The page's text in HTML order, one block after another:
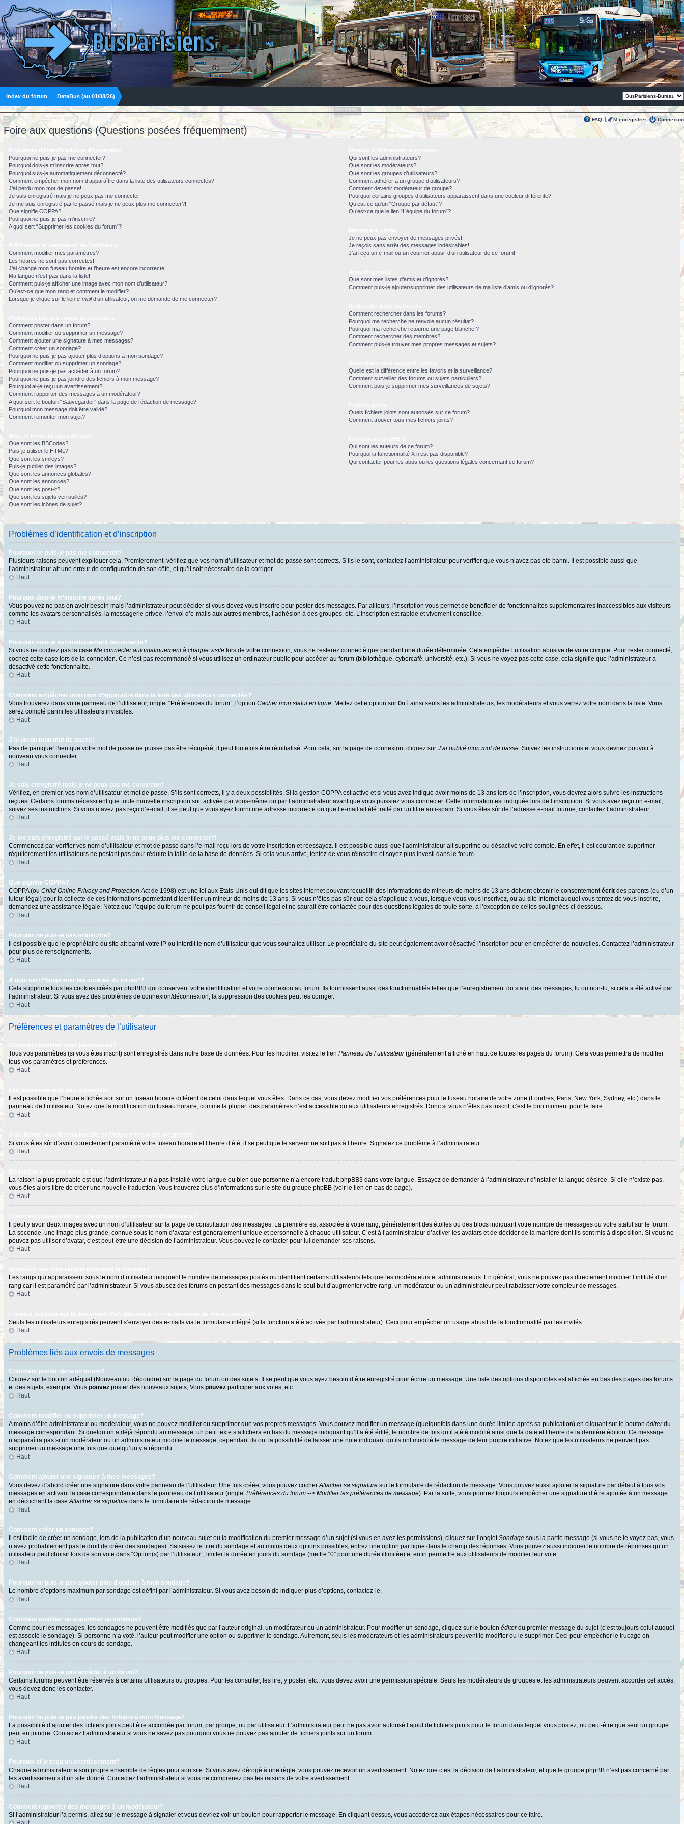
Index du forum DataBus (au 01/08/26)
FAQ M’enregistrer Connexion
Foire aux questions (Questions posées fréquemment)
Pourquoi ne puis-je pas me connecter?
Pourquoi dois-je m’inscrire après tout?
Pourquoi suis-je automatiquement déconnecté?
Comment empêcher mon nom d’apparaître dans la liste des utilisateurs connectés?
J’ai perdu mon mot de passe!
Je suis enregistré mais je ne peux pas me connecter!
Je me suis enregistré par le passé mais je ne peux plus me connecter?!
Que signifie COPPA?
Pourquoi ne puis-je pas m’inscrire?
A quoi sert “Supprimer les cookies du forum”?
Comment modifier mes paramètres?
Les heures ne sont pas correctes!
J’ai changé mon fuseau horaire et l’heure est encore incorrecte!
Ma langue n’est pas dans la liste!
Comment puis-je afficher une image avec mon nom d’utilisateur?
Qu’est-ce que mon rang et comment le modifier?
Lorsque je clique sur le lien e-maild’un utilisateur, on me demande de me connecter?
Comment poster dans un forum?
Comment modifier ou supprimer un message?
Comment ajouter une signature à mes messages?
Comment créer un sondage?
Pourquoi ne puis-je pas ajouter plus d’options à mon sondage?
Comment modifier ou supprimer un sondage?
Pourquoi ne puis-je pas accéder à un forum?
Pourquoi ne puis-je pas joindre des fichiers à mon message?
Pourquoi ai-je reçu un avertissement?
Comment rapporter des messages à un modérateur?
A quoi sert le bouton “Sauvegarder” dans la page de rédaction de message?
Pourquoi mon message doit être validé?
Comment remonter mon sujet?
Que sont les BBCodes?
Puis-je utiliser le HTML?
Que sont les smileys?
Puis-je publier des images?
Que sont les annonces globales?
Que sont les annonces?
Que sont les post-it?
Que sont les sujets verrouillés?
Que sont les icônes de sujet?
Qui sont les administrateurs?
Que sont les modérateurs?
Que sont les groupes d’utilisateurs?
Comment adhérer à un groupe d’utilisateurs?
Comment devenir modérateur de groupe?
Pourquoi certains groupes d’utilisateurs apparaissent dans une couleur différente?
Qu’est-ce qu’un “Groupe par défaut”?
Qu’est-ce que le lien “L’équipe du forum”?
Je ne peux pas envoyer de messages privés!
Je reçois sans arrêt des messages indésirables!
J’ai reçu un e-mail ou un courrier abusif d’un utilisateur de ce forum!
Que sont mes listes d’amis et d’ignorés?
Comment puis-je ajouter/supprimer des utilisateurs de ma liste d’amis ou d’ignorés?
Comment rechercher dans les forums?
Pourquoi ma recherche ne renvoie aucun résultat?
Pourquoi ma recherche retourne une page blanche!?
Comment rechercher des membres?
Comment puis-je trouver mes propres messages et sujets?
Quelle est la différence entre les favoris et la surveillance?
Comment surveiller des forums ou sujets particuliers?
Comment puis-je supprimer mes surveillances de sujets?
Quels fichiers joints sont autorisés sur ce forum?
Comment trouver tous mes fichiers joints?
Qui sont les auteurs de ce forum?
Pourquoi la fonctionnalité X n’est pas disponible?
Qui contacter pour les abus ou les questions légales concernant ce forum?
Problèmes d’identification et d’inscription
Pourquoi ne puis-je pas me connecter?
Plusieurs raisons peuvent expliquer cela. Premièrement, vérifiez que vos nom d’utilisateur et mot de passe sont corrects. S’ils le sont, contactez l’administrateur pour vérifier que vous n’avez pas été banni. Il est possible aussi que
l’administrateur ait une erreur de configuration de son côté, et qu’il soit nécessaire de la corriger.
Haut
Pourquoi dois-je m’inscrire après tout?
Vous pouvez ne pas en avoir besoin mais l’administrateur peut décider si vous devez vous inscrire pour poster des messages. Par ailleurs, l’inscription vous permet de bénéficier de fonctionnalités supplémentaires inaccessibles aux visiteurs
comme les avatars personnalisés, la messagerie privée, l’envoi d’e-mails aux autres membres, l’adhésion à des groupes, etc. L’inscription est rapide et vivement conseillée.
Haut
Pourquoi suis-je automatiquement déconnecté?
Si vous ne cochez pas la case Me connecter automatiquement à chaque visite lors de votre connexion, vous ne resterez connecté que pendant une durée déterminée. Cela empêche l’utilisation abusive de votre compte. Pour rester connecté,
cochez cette case lors de la connexion. Ce n’est pas recommandé si vous utilisez un ordinateur public pour accéder au forum (bibliothèque, cybercafé, université, etc.). Si vous ne voyez pas cette case, cela signifie que l’administrateur a
désactivé cette fonctionnalité.
Haut
Comment empêcher mon nom d’apparaître dans la liste des utilisateurs connectés?
Vous trouverez dans votre panneau de l’utilisateur, onglet “Préférences du forum”, l’option Cacher mon statut en ligne . Mettez cette option sur Oui ainsi seuls les administrateurs, les modérateurs et vous verrez votre nom dans la liste. Vous
serez compté parmi les utilisateurs invisibles.
Haut
J’ai perdu mon mot de passe!
Pas de panique! Bien que votre mot de passe ne puisse pas être récupéré, il peut toutefois être réinitialisé. Pour cela, sur la page de connexion, cliquez sur J’ai oublié mon mot de passe . Suivez les instructions et vous devriez pouvoir à
nouveau vous connecter.
Haut
Je suis enregistré mais je ne peux pas me connecter!
Vérifiez, en premier, vos nom d’utilisateur et mot de passe. S’ils sont corrects, il y a deux possibilités. Si la gestion COPPA est active et si vous avez indiqué avoir moins de 13 ans lors de l’inscription, vous devrez alors suivre les instructions
reçues. Certains forums nécessitent que toute nouvelle inscription soit activée par vous-même ou par l’administrateur avant que vous puissiez vous connecter. Cette information est indiquée lors de l’inscription. Si vous avez reçu un e-mail,
suivez ses instructions. Si vous n’avez pas reçu d’e-mail, il se peut que vous ayez fourni une adresse incorrecte ou que l’e-mail ait été traité par un filtre anti-spam. Si vous êtes sûr de l’adresse e-mail fournie, contactez l’administrateur.
Haut
Je me suis enregistré par le passé mais je ne peux plus me connecter?!
Commencez par vérifier vos nom d’utilisateur et mot de passe dans l’e-mail reçu lors de votre inscription et réessayez. Il est possible aussi que l’administrateur ait supprimé ou désactivé votre compte. En effet, il est courant de supprimer
régulièrement les utilisateurs ne postant pas pour réduire la taille de la base de données. Si cela vous arrive, tentez de vous réinscrire et soyez plus investi dans le forum.
Haut
Que signifie COPPA?
COPPA (ou Child Online Privacy and Protection Actde 1998) est une loi aux Etats-Unis qui dit que les sites Internet pouvant recueillir des informations de mineurs de moins de 13 ans doivent obtenir le consentementécrit des parents (ou d’un
tuteur légal) pour la collecte de ces informations permettant d’identifier un mineur de moins de 13 ans. Si vous n’êtes pas sûr que cela s’applique à vous, lorsque vous vous inscrivez, ou au site Internet auquel vous tentez de vous inscrire,
demandez une assistance légale. Notez que l’équipe du forum ne peut pas fournir de conseil légal et ne saurait être contactée pour des questions légales de toute sorte, à l’exception de celles soulignées ci-dessous.
Haut
Pourquoi ne puis-je pas m’inscrire?
Il est possible que le propriétaire du site ait banni votre IP ou interdit le nom d’utilisateur que vous souhaitez utiliser. Le propriétaire du site peut également avoir désactivé l’inscription pour en empêcher de nouvelles. Contactez l’administrateur
pour plus de renseignements.
Haut
A quoi sert “Supprimer les cookies du forum”?
Cela supprime tous les cookies créés par phpBB3 qui conservent votre identification et votre connexion au forum. Ils fournissent aussi des fonctionnalités telles que l’enregistrement du statut des messages, lu ou non-lu, si cela a été activé par
l’administrateur. Si vous avez des problèmes de connexion/déconnexion, la suppression des cookies peut les corriger.
Haut
Préférences et paramètres de l’utilisateur
Tous vos paramètres (si vous êtes inscrit) sont enregistrés dans notre base de données. Pour les modifier, visitez le lien Panneau de l’utilisateur(généralement affiché en haut de toutes les pages du forum). Cela vous permettra de modifier
tous vos paramètres et préférences.
Haut
Il est possible que l’heure affichée soit sur un fuseau horaire différent de celui dans lequel vous êtes. Dans ce cas, vous devez modifier vos préférences pour le fuseau horaire de votre zone (Londres, Paris, New York, Sydney, etc.) dans le
panneau de l’utilisateur. Notez que la modification du fuseau horaire, comme la plupart des paramètres n’est accessible qu’aux utilisateurs enregistrés. Donc si vous n’êtes pas inscrit, c’est le bon moment pour le faire.
Haut
Si vous êtes sûr d’avoir correctement paramétré votre fuseau horaire et l’heure d’été, il se peut que le serveur ne soit pas à l’heure. Signalez ce problème à l’administrateur.
Haut
La raison la plus probable est que l’administrateur n’a pas installé votre langue ou bien que personne n’a encore traduit phpBB3 dans votre langue. Essayez de demander à l’administrateur d’installer la langue désirée. Si elle n’existe pas,
vous êtes alors libre de créer une nouvelle traduction. Vous trouverez plus d’informations sur le site du groupe phpBB (voir le lien en bas de page).
Haut
Il peut y avoir deux images avec un nom d’utilisateur sur la page de consultation des messages. La première est associée à votre rang, généralement des étoiles ou des blocs indiquant votre nombre de messages ou votre statut sur le forum.
La seconde, une image plus grande, connue sous le nom d’avatar est généralement unique et personnelle à chaque utilisateur. C’est à l’administrateur d’activer les avatars et de décider de la manière dont ils sont mis à disposition. Si vous ne
pouvez pas utiliser d’avatar, c’est peut-être une décision de l’administrateur. Vous pouvez le contacter pour lui demander ses raisons.
Haut
Les rangs qui apparaissent sous le nom d’utilisateur indiquent le nombre de messages postés ou identifient certains utilisateurs tels que les modérateurs et administrateurs. En général, vous ne pouvez pas directement modifier l’intitulé d’un
rang car il est paramétré par l’administrateur. Si vous abusez des forums en postant des messages dans le seul but d’augmenter votre rang, un modérateur ou un administrateur peut rabaisser votre compteur de messages.
Haut
Seuls les utilisateurs enregistrés peuvent s’envoyer des e-mails via le formulaire intégré (si la fonction a été activée par l’administrateur). Ceci pour empêcher un usage abusif de la fonctionnalité par les invités.
Haut
Problèmes liés aux envois de messages
Comment poster dans un forum?
Cliquez sur le bouton adéquat (Nouveau ou Répondre) sur la page du forum ou des sujets. Il se peut que vous ayez besoin d’être enregistré pour écrire un message. Une liste des options disponibles est affichée en bas des pages des forums
et des sujets, exemple: Vous pouvez poster des nouveaux sujets, Vous pouvez participer aux votes, etc.
Haut
Comment modifier ou supprimer un message?
A moins d’être administrateur ou modérateur, vous ne pouvez modifier ou supprimer que vos propres messages. Vous pouvez modifier un message (quelquefois dans une durée limitée après sa publication) en cliquant sur le bouton éditerdu
message correspondant. Si quelqu’un a déjà répondu au message, un petit texte s’affichera en bas du message indiquant qu’il a été édité, le nombre de fois qu’il a été modifié ainsi que la date et l’heure de la dernière édition. Ce message
n’apparaîtra pas si un modérateur ou un administrateur modifie le message, cependant ils ont la possibilité de laisser une note indiquant qu’ils ont modifié le message de leur propre initiative. Notez que les utilisateurs ne peuvent pas
supprimer un message une fois que quelqu’un y a répondu.
Haut
Comment ajouter une signature à mes messages?
Vous devez d’abord créer une signature dans votre panneau de l’utilisateur. Une fois créée, vous pouvez cocher Attacher sa signature sur le formulaire de rédaction de message. Vous pouvez aussi ajouter la signature par défaut à tous vos
messages en activant la case correspondante dans le panneau de l’utilisateur (ongletPréférences du forum --> Modifier les préférences de message). Par la suite, vous pourrez toujours empêcher une signature d’être ajoutée à un message
en décochant la case Attacher sa signature dans le formulaire de rédaction de message.
Haut
Comment créer un sondage?
Il est facile de créer un sondage, lors de la publication d’un nouveau sujet ou la modification du premier message d’un sujet (si vous en avez les permissions), cliquez sur l’ongletSondage sous la partie message (si vous ne le voyez pas, vous
n’avez probablement pas le droit de créer des sondages). Saisissez le titre du sondage et au moins deux options possibles, entrez une option par ligne dans le champ des réponses. Vous pouvez aussi indiquer le nombre de réponses qu’un
utilisateur peut choisir lors de son vote dans “Option(s) par l’utilisateur”, limiter la durée en jours du sondage (mettre “0” pour une durée illimitée) et enfin permettre aux utilisateurs de modifier leur vote.
Haut
Pourquoi ne puis-je pas ajouter plus d’options à mon sondage?
Le nombre d’options maximum par sondage est défini par l’administrateur. Si vous avez besoin de indiquer plus d’options, contactez-le.
Haut
Comment modifier ou supprimer un sondage?
Comme pour les messages, les sondages ne peuvent être modifiés que par l’auteur original, un modérateur ou un administrateur. Pour modifier un sondage, cliquez sur le bouton éditerdu premier message du sujet (c’est toujours celui auquel
est associé le sondage). Si personne n’a voté, l’auteur peut modifier une option ou supprimer le sondage. Autrement, seuls les modérateurs et les administrateurs peuvent le modifier ou le supprimer. Ceci pour empêcher le trucage en
changeant les intitulés en cours de sondage.
Haut
Pourquoi ne puis-je pas accéder à un forum?
Certains forums peuvent être réservés à certains utilisateurs ou groupes. Pour les consulter, les lire, y poster, etc., vous devez avoir une permission spéciale. Seuls les modérateurs de groupes et les administrateurs peuvent accorder cet accès,
vous devez donc les contacter.
Haut
Pourquoi ne puis-je pas joindre des fichiers à mon message?
La possibilité d’ajouter des fichiers joints peut être accordée par forum, par groupe, ou par utilisateur. L’administrateur peut ne pas avoir autorisé l’ajout de fichiers joints pour le forum dans lequel vous postez, ou peut-être que seul un groupe
peut en joindre. Contactez l’administrateur si vous ne savez pas pourquoi vous ne pouvez pas ajouter de fichiers joints sur un forum.
Haut
Pourquoi ai-je reçu un avertissement?
Chaque administrateur a son propre ensemble de règles pour son site. Si vous avez dérogé à une règle, vous pouvez recevoir un avertissement. Notez que c’est la décision de l’administrateur, et que le groupe phpBB n’est pas concerné par
les avertissements d’un site donné. Contactez l’administrateur si vous ne comprenez pas les raisons de votre avertissement.
Haut
Comment rapporter des messages à un modérateur?
Si l’administrateur l’a permis, allez sur le message à signaler et vous devriez voir un bouton pour rapporter le message. En cliquant dessus, vous accéderez aux étapes nécessaires pour ce faire.